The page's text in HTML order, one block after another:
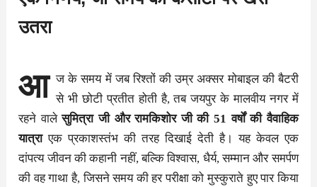
उतरा
आ ज के समय में जब रिश्तों की उम्र अक्सर मोबाइल की बैटरी
से भी छोटी प्रतीत होती है, तब जयपुर के मालवीय नगर में
रहने वालेसुमित्रा जी और रामकिशोर जी की 51 वर्षों की वैवाहिक
यात्राएक प्रकाशस्तंभ की तरह दिखाई देती है। यह केवल एक
दांपत्य जीवन की कहानी नहीं, बल्कि विश्वास, धैर्य, सम्मान और समर्पण
की वह गाथा है, जिसने समय की हर परीक्षा को मुस्कुराते हुए पार किया